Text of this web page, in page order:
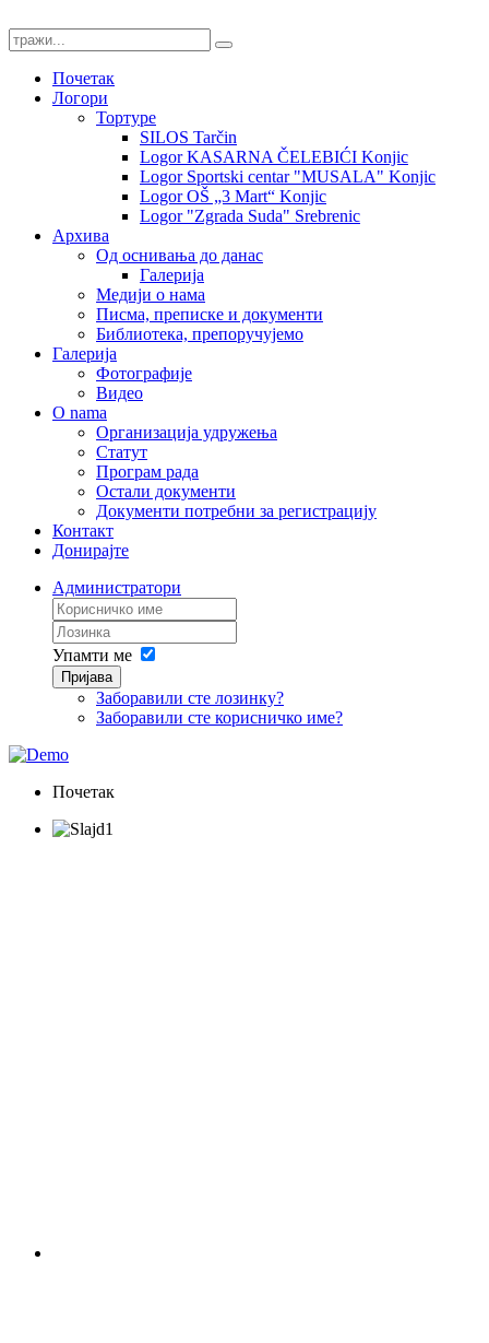
Почетак
Логори
Тортуре
SILOS Tarčin
Logor KASARNA ČELEBIĆI Konjic
Logor Sportski centar "MUSALA" Konjic
Logor OŠ „3 Mart“ Konjic
Logor "Zgrada Suda" Srebrenic
Архива
Од оснивања до данас
Галерија
Медији о нама
Писма, преписке и документи
Библиотека, препоручујемо
Галерија
Фотографије
Видео
O nama
Организација удружења
Статут
Програм рада
Остали документи
Документи потребни за регистрацију
Контакт
Донирајте
Администратори
Упамти ме
Пријава
Заборавили сте лозинку?
Заборавили сте корисничко име?
Почетак